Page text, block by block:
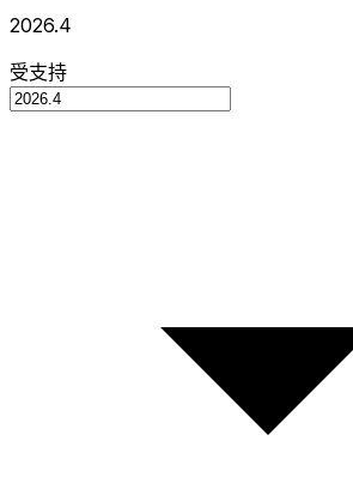
2026.4
受支持